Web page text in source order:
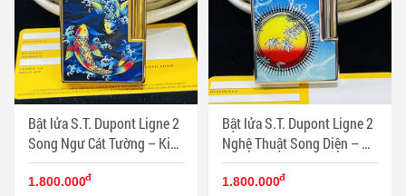
Bật lửa S.T. Dupont Ligne 2
Song Ngư Cát Tường – Kim
Ngư Vượt Sóng | Tuyệt tác
men nghệ thuật Pháp - Mã
1.800.000đ
Bật lửa S.T. Dupont Ligne 2
Nghệ Thuật Song Diện – Dạ
Nguyệt & Nhật Luân | Tuyệt
tác men Pháp - Mã SP:
1.800.000đ